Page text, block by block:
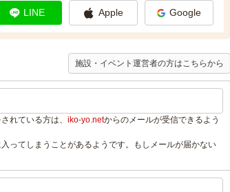
LINE Apple Google
施設・イベント運営者の方はこちらから
れている方は、 iko-yo.netからのメールが受信できるよう
ってしまうことがあるようです。もしメールが届かない